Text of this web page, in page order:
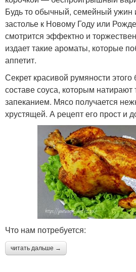
Будь то обычный, семейный ужин
застолье к Новому Году или
смотрится эффектно и
издает такие ароматы, которые
аппетит.
Секрет красивой румяности
составе соуса, которым натирают
запеканием. Мясо получается
хрустящей. А pецепт его прост и
Что нам потребуется:
читать дальше →